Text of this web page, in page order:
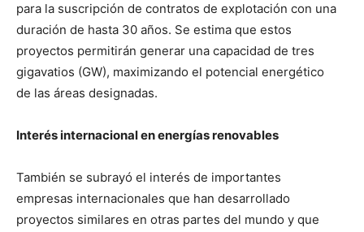
para la suscripción de contratos de explotación con una
duración de hasta 30 años. Se estima que estos
proyectos permitirán generar una capacidad de tres
gigavatios (GW), maximizando el potencial energético
de las áreas designadas.
Interés internacional en energías renovables
También se subrayó el interés de importantes
empresas internacionales que han desarrollado
proyectos similares en otras partes del mundo y que